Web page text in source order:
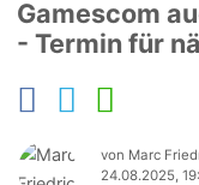
Gamescom
- Termin für
von Marc
24.08.2025,